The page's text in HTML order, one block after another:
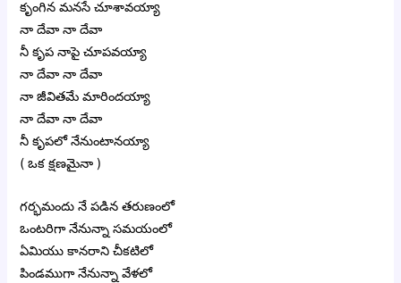
కృంగిన మనసే చూశావయ్యా
నా దేవా నా దేవా
నీ కృప నాపై చూపవయ్యా
నా దేవా నా దేవా
నా జీవితమే మారిందయ్యా
నా దేవా నా దేవా
నీ కృపలో నేనుంటానయ్యా
( ఒక క్షణమైనా )
గర్భమందు నే పడిన తరుణంలో
ఒంటరిగా నేనున్నా సమయంలో
ఏమియు కానరాని చీకటిలో
పిండముగా నేనున్నా వేళలో